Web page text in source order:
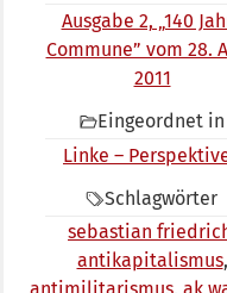
Ausgabe 2, „140
Commune” vom 28.
2011
Eingeordnet in
Linke –
Schlagwörter
sebastian
antikapitalismus